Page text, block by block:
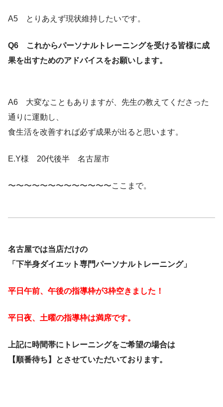
A5 とりあえず現状維持したいです。
Q6 これからパーソナルトレーニングを受ける皆様に成
果を出すためのアドバイスをお願いします。
A6 大変なこともありますが、先生の教えてくださった
通りに運動し、
食生活を改善すれば必ず成果が出ると思います。
E.Y様 20代後半 名古屋市
〜〜〜〜〜〜〜〜〜〜〜〜〜ここまで。
名古屋では当店だけの
「下半身ダイエット専門パーソナルトレーニング」
平日午前、午後の指導枠が3枠空きました！
平日夜、土曜の指導枠は満席です。
上記に時間帯にトレーニングをご希望の場合は
【順番待ち】
とさせていただいております。